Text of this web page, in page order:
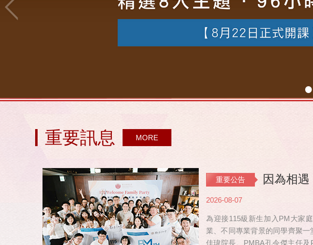
•
重要訊息 MORE
重要公告 因為相
2026-08-07
為迎接115級新生加入PM大家
業、不同專業背景的同學齊聚
佳瑋院長、PMBA孔令傑主任